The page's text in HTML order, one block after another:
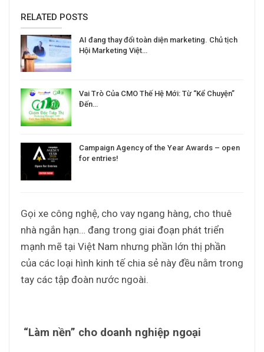
RELATED POSTS
AI đang thay đổi toàn diện marketing. Chủ tịch
Hội Marketing Việt…
Vai Trò Của CMO Thế Hệ Mới: Từ “Kể Chuyện”
Đến…
Campaign Agency of the Year Awards – open
for entries!
Gọi xe công nghệ, cho vay ngang hàng, cho thuê
nhà ngắn hạn… đang trong giai đoạn phát triển
mạnh mẽ tại Việt Nam nhưng phần lớn thị phần
của các loại hình kinh tế chia sẻ này đều nằm trong
tay các tập đoàn nước ngoài.
“Làm nền” cho doanh nghiệp ngoại